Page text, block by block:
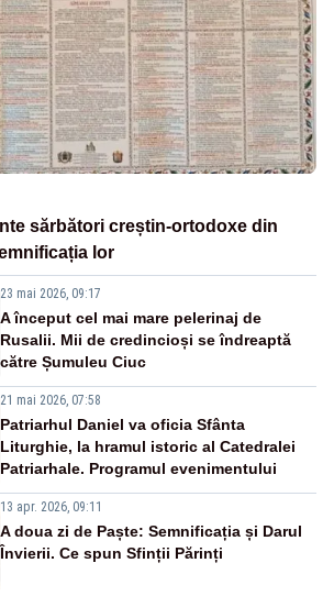
sărbători creștin-ortodoxe din
lor
23 mai 2026, 09:17
A început cel mai mare pelerinaj de
Rusalii. Mii de credincioși se îndreaptă
către Șumuleu Ciuc
21 mai 2026, 07:58
Patriarhul Daniel va oficia Sfânta
Liturghie, la hramul istoric al Catedralei
Patriarhale. Programul evenimentului
13 apr. 2026, 09:11
A doua zi de Paște: Semnificația și Darul
Învierii. Ce spun Sfinții Părinți